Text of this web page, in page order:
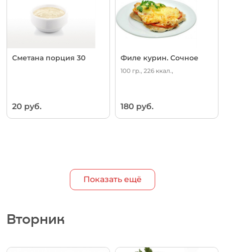
Сметана порция 30
20 руб.
Филе курин. Сочное
100 гр., 226 ккал.,
180 руб.
Показать ещё
Вторник